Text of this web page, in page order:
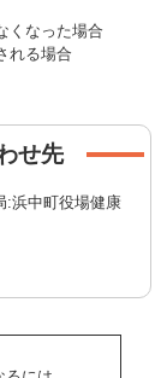
くなった場合
れる場合
せ先
:浜中町役場健康